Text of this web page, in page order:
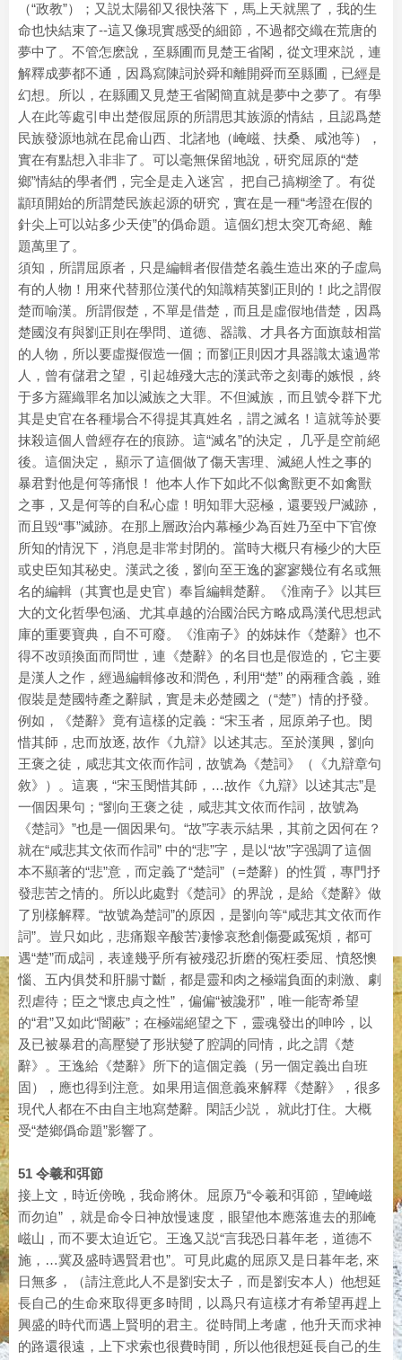
（“政教”）；又説太陽卻又很快落下，馬上天就黑了，我的生
命也快結束了--這又像現實感受的細節，不過都交織在荒唐的
夢中了。不管怎麽說，至縣圃而見楚王省閣，從文理來説，連
解釋成夢都不通，因爲寫陳詞於舜和離開舜而至縣圃，已經是
幻想。所以，在縣圃又見楚王省閣簡直就是夢中之夢了。有學
人在此等處引申出楚假屈原的所謂思其族源的情結，且認爲楚
民族發源地就在昆侖山西、北諸地（崦嵫、扶桑、咸池等），
實在有點想入非非了。可以毫無保留地說，研究屈原的“楚
鄉”情結的學者們，完全是走入迷宮， 把自己搞糊塗了。有從
顓頊開始的所謂楚民族起源的研究，實在是一種“考證在假的
針尖上可以站多少天使”的僞命題。這個幻想太突兀奇絕、離
題萬里了。
須知，所謂屈原者，只是編輯者假借楚名義生造出來的子虛烏
有的人物！用來代替那位漢代的知識精英劉正則的！此之謂假
楚而喻漢。所謂假楚，不單是借楚，而且是虛假地借楚，因爲
楚國沒有與劉正則在學問、道德、器識、才具各方面旗鼓相當
的人物，所以要虛擬假造一個；而劉正則因才具器識太遠過常
人，曾有儲君之望，引起雄殘大志的漢武帝之刻毒的嫉恨，終
于多方羅織罪名加以滅族之大罪。不但滅族，而且號令群下尤
其是史官在各種場合不得提其真姓名，謂之滅名！這就等於要
抹殺這個人曾經存在的痕跡。這“滅名”的決定， 几乎是空前絕
後。這個決定， 顯示了這個做了傷天害理、滅絕人性之事的
暴君對他是何等痛恨！ 他本人作下如此不似禽獸更不如禽獸
之事，又是何等的自私心虛！明知罪大惡極，還要毀尸滅跡，
而且毀“事”滅跡。在那上層政治内幕極少為百姓乃至中下官僚
所知的情況下，消息是非常封閉的。當時大概只有極少的大臣
或史臣知其秘史。漢武之後，劉向至王逸的寥寥幾位有名或無
名的編輯（其實也是史官）奉旨編輯楚辭。《淮南子》以其巨
大的文化哲學包涵、尤其卓越的治國治民方略成爲漢代思想武
庫的重要寶典，自不可廢。《淮南子》的姊妹作《楚辭》也不
得不改頭換面而問世，連《楚辭》的名目也是假造的，它主要
是漢人之作，經過編輯修改和潤色，利用“楚” 的兩種含義，雖
假裝是楚國特產之辭賦，實是未必楚國之（“楚”）情的抒發。
例如，《楚辭》竟有這樣的定義：“宋玉者，屈原弟子也。閔
惜其師，忠而放逐, 故作《九辯》以述其志。至於漢興，劉向
王褒之徒，咸悲其文依而作詞，故號為《楚詞》（《九辯章句
敘》）。這裏，“宋玉閔惜其師，…故作《九辯》以述其志”是
一個因果句；“劉向王褒之徒，咸悲其文依而作詞，故號為
《楚詞》”也是一個因果句。“故”字表示結果，其前之因何在？
就在“咸悲其文依而作詞” 中的“悲”字，是以“故”字强調了這個
本不顯著的“悲”意，而定義了“楚詞”（=楚辭）的性質，專門抒
發悲苦之情的。所以此處對《楚詞》的界說，是給《楚辭》做
了別樣解釋。“故號為楚詞”的原因，是劉向等“咸悲其文依而作
詞”。豈只如此，悲痛艱辛酸苦凄慘哀愁創傷憂戚冤煩，都可
遇“楚”而成詞，表達幾乎所有被殘忍折磨的冤枉委屈、憤怒懊
惱、五内俱焚和肝腸寸斷，都是靈和肉之極端負面的刺激、劇
烈虐待；臣之“懷忠貞之性”，偏偏“被讒邪”，唯一能寄希望
的“君”又如此“闇蔽”；在極端絕望之下，靈魂發出的呻吟，以
及已被暴君的高壓變了形狀變了腔調的同情，此之謂《楚
辭》。王逸給《楚辭》所下的這個定義（另一個定義出自班
固），應也得到注意。如果用這個意義來解釋《楚辭》，很多
現代人都在不由自主地寫楚辭。閑話少説， 就此打住。大概
受“楚鄉僞命題”影響了。
51 令羲和弭節
接上文，時近傍晚，我命將休。屈原乃“令羲和弭節，望崦嵫
而勿迫” ，就是命令日神放慢速度，眼望他本應落進去的那崦
嵫山，而不要太迫近它。王逸又説“言我恐日暮年老，道德不
施，…冀及盛時遇賢君也”。可見此處的屈原又是日暮年老, 來
日無多，（請注意此人不是劉安太子，而是劉安本人）他想延
長自己的生命來取得更多時間，以爲只有這樣才有希望再趕上
興盛的時代而遇上賢明的君主。從時間上考慮，他升天而求神
的路還很遠，上下求索也很費時間，所以他很想延長自己的生